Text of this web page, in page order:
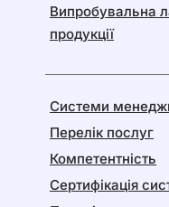
Випробувальна
продукції
Системи
Перелік послуг
Компетентність
Сертифікація